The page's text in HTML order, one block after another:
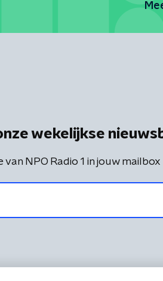
wekelijkse
NPO Radio 1 in jouw mailbox